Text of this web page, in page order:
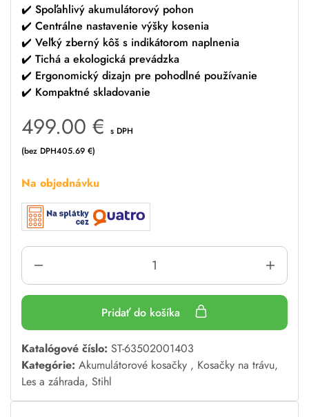
✔️ Spoľahlivý akumulátorový pohon
✔️ Centrálne nastavenie výšky kosenia
✔️ Veľký zberný kôš s indikátorom naplnenia
✔️ Tichá a ekologická prevádzka
✔️ Ergonomický dizajn pre pohodlné používanie
✔️ Kompaktné skladovanie
499.00 € s DPH
(bez DPH405.69 €)
Na objednávku
Pridať do košíka
A
l
t
e
Katalógové číslo: ST-63502001403
Kategórie: Akumulátorové kosačky , Kosačky na trávu,
Les a záhrada, Stihl